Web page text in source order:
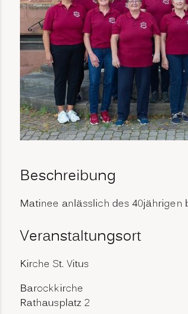
Beschreibung
Matinee anlässlich des 40jährigen
Veranstaltungsort
Kirche St. Vitus
Barockkirche
Rathausplatz 2